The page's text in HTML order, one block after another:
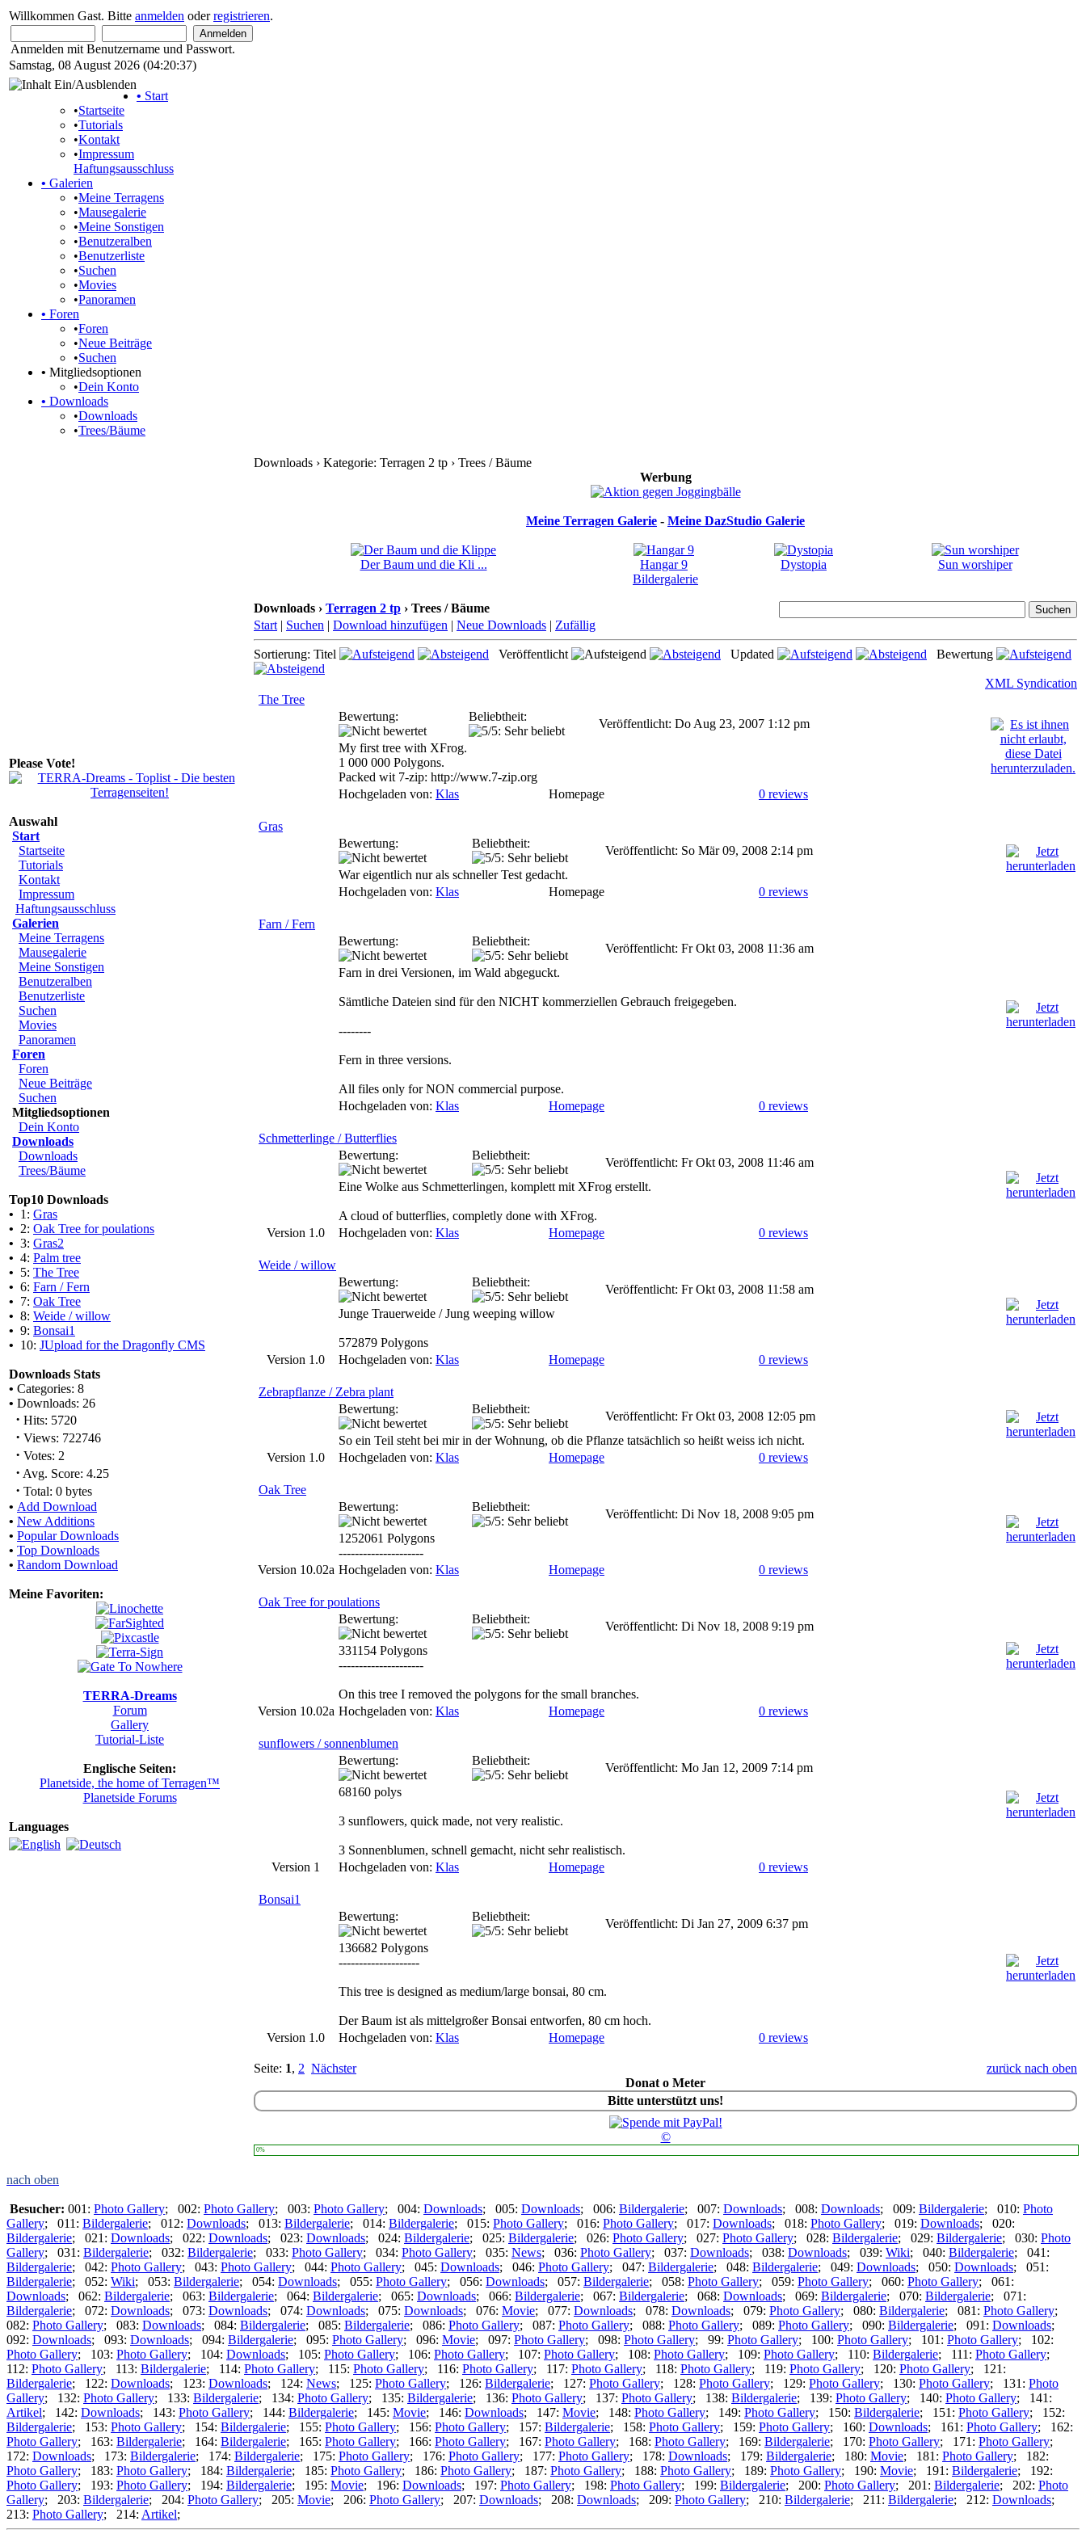
Willkommen Gast. Bitte anmelden oderregistrieren.
Anmelden mit Benutzername und Passwort.
Samstag, 08 August 2026 (04:20:37)
• Start
•Startseite
•Tutorials
•Kontakt
•Impressum
Haftungsausschluss
• Galerien
•Meine Terragens
•Mausegalerie
•Meine Sonstigen
•Benutzeralben
•Benutzerliste
•Suchen
•Movies
•Panoramen
• Foren
•Foren
•Neue Beiträge
•Suchen
• Mitgliedsoptionen
•Dein Konto
• Downloads
•Downloads
•Trees/Bäume
Please Vote!
Auswahl
Start
Startseite
Tutorials
Kontakt
Impressum
Haftungsausschluss
Galerien
Meine Terragens
Mausegalerie
Meine Sonstigen
Benutzeralben
Benutzerliste
Suchen
Movies
Panoramen
Foren
Foren
Neue Beiträge
Suchen
Mitgliedsoptionen
Dein Konto
Downloads
Downloads
Trees/Bäume
Top10 Downloads
• 1: Gras
• 2: Oak Tree for poulations
• 3: Gras2
• 4: Palm tree
• 5: The Tree
• 6: Farn / Fern
• 7: Oak Tree
• 8: Weide / willow
• 9: Bonsai1
• 10: JUpload for the Dragonfly CMS
Downloads Stats
• Categories: 8
• Downloads: 26
· Hits: 5720
· Views: 722746
· Votes: 2
· Avg. Score: 4.25
· Total: 0 bytes
• Add Download
• New Additions
• Popular Downloads
• Top Downloads
• Random Download
Meine Favoriten:
TERRA-Dreams
Forum
Gallery
Tutorial-Liste
Englische Seiten:
Planetside, the home of Terragen™
Planetside Forums
Languages
Downloads › Kategorie: Terragen 2 tp › Trees / Bäume
Werbung
Meine Terragen Galerie - Meine DazStudio Galerie
Der Baum und die Kli ... Hangar 9 Dystopia
Sun worshiper
Bildergalerie
Downloads › Terragen 2 tp › Trees / Bäume
Start | Suchen | Download hinzufügen | Neue Downloads | Zufällig
Sortierung: Titel Veröffentlicht Updated Bewertung
XML Syndication
The Tree
Bewertung:
Beliebtheit:
Veröffentlicht: Do Aug 23, 2007 1:12 pm
My first tree with XFrog.
1 000 000 Polygons.
Packed wit 7-zip: http://www.7-zip.org
Hochgeladen von: Klas Homepage 0 reviews
Gras
Bewertung:
Beliebtheit:
Veröffentlicht: So Mär 09, 2008 2:14 pm
War eigentlich nur als schneller Test gedacht.
Hochgeladen von: Klas Homepage 0 reviews
Farn / Fern
Bewertung:
Beliebtheit:
Veröffentlicht: Fr Okt 03, 2008 11:36 am
Farn in drei Versionen, im Wald abgeguckt.
Sämtliche Dateien sind für den NICHT kommerziellen Gebrauch freigegeben.
--------
Fern in three versions.
All files only for NON commercial purpose.
Hochgeladen von: Klas Homepage 0 reviews
Schmetterlinge / Butterflies
Bewertung:
Beliebtheit:
Veröffentlicht: Fr Okt 03, 2008 11:46 am
Eine Wolke aus Schmetterlingen, komplett mit XFrog erstellt.
A cloud of butterflies, completly done with XFrog.
Version 1.0
Hochgeladen von: Klas Homepage 0 reviews
Weide / willow
Bewertung:
Beliebtheit:
Veröffentlicht: Fr Okt 03, 2008 11:58 am
Junge Trauerweide / Jung weeping willow
572879 Polygons
Version 1.0
Hochgeladen von: Klas Homepage 0 reviews
Zebrapflanze / Zebra plant
Bewertung:
Beliebtheit:
Veröffentlicht: Fr Okt 03, 2008 12:05 pm
So ein Teil steht bei mir in der Wohnung, ob die Pflanze tatsächlich so heißt weiss ich nicht.
Version 1.0
Hochgeladen von: Klas Homepage 0 reviews
Oak Tree
Bewertung:
Beliebtheit:
Veröffentlicht: Di Nov 18, 2008 9:05 pm
1252061 Polygons
---------------------
Version 10.02a Hochgeladen von: Klas Homepage 0 reviews
Oak Tree for poulations
Bewertung:
Beliebtheit:
Veröffentlicht: Di Nov 18, 2008 9:19 pm
331154 Polygons
---------------------
On this tree I removed the polygons for the small branches.
Version 10.02a Hochgeladen von: Klas Homepage 0 reviews
sunflowers / sonnenblumen
Bewertung:
Beliebtheit:
Veröffentlicht: Mo Jan 12, 2009 7:14 pm
68160 polys
3 sunflowers, quick made, not very realistic.
3 Sonnenblumen, schnell gemacht, nicht sehr realistisch.
Version 1
Hochgeladen von: Klas Homepage 0 reviews
Bonsai1
Bewertung:
Beliebtheit:
Veröffentlicht: Di Jan 27, 2009 6:37 pm
136682 Polygons
--------------------
This tree is designed as medium/large bonsai, 80 cm.
Der Baum ist als mittelgroßer Bonsai entworfen, 80 cm hoch.
Version 1.0
Hochgeladen von: Klas Homepage 0 reviews
Seite: 1, 2 Nächster
zurück nach oben
Donat o Meter
Bitte unterstützt uns!
©
0%
nach oben
Besucher: 001: Photo Gallery; 002: Photo Gallery; 003: Photo Gallery; 004: Downloads; 005: Downloads; 006: Bildergalerie; 007: Downloads; 008: Downloads; 009: Bildergalerie; 010: Photo
Gallery; 011: Bildergalerie; 012: Downloads; 013: Bildergalerie; 014: Bildergalerie; 015: Photo Gallery; 016: Photo Gallery; 017: Downloads; 018: Photo Gallery; 019: Downloads; 020:
Bildergalerie; 021: Downloads; 022: Downloads; 023: Downloads; 024: Bildergalerie; 025: Bildergalerie; 026: Photo Gallery; 027: Photo Gallery; 028: Bildergalerie; 029: Bildergalerie; 030: Photo
Gallery; 031: Bildergalerie; 032: Bildergalerie; 033: Photo Gallery; 034: Photo Gallery; 035: News; 036: Photo Gallery; 037: Downloads; 038: Downloads; 039: Wiki; 040: Bildergalerie; 041:
Bildergalerie; 042: Photo Gallery; 043: Photo Gallery; 044: Photo Gallery; 045: Downloads; 046: Photo Gallery; 047: Bildergalerie; 048: Bildergalerie; 049: Downloads; 050: Downloads; 051:
Bildergalerie; 052: Wiki; 053: Bildergalerie; 054: Downloads; 055: Photo Gallery; 056: Downloads; 057: Bildergalerie; 058: Photo Gallery; 059: Photo Gallery; 060: Photo Gallery; 061:
Downloads; 062: Bildergalerie; 063: Bildergalerie; 064: Bildergalerie; 065: Downloads; 066: Bildergalerie; 067: Bildergalerie; 068: Downloads; 069: Bildergalerie; 070: Bildergalerie; 071:
Bildergalerie; 072: Downloads; 073: Downloads; 074: Downloads; 075: Downloads; 076: Movie; 077: Downloads; 078: Downloads; 079: Photo Gallery; 080: Bildergalerie; 081: Photo Gallery;
082: Photo Gallery; 083: Downloads; 084: Bildergalerie; 085: Bildergalerie; 086: Photo Gallery; 087: Photo Gallery; 088: Photo Gallery; 089: Photo Gallery; 090: Bildergalerie; 091: Downloads;
092: Downloads; 093: Downloads; 094: Bildergalerie; 095: Photo Gallery; 096: Movie; 097: Photo Gallery; 098: Photo Gallery; 99: Photo Gallery; 100: Photo Gallery; 101: Photo Gallery; 102:
Photo Gallery; 103: Photo Gallery; 104: Downloads; 105: Photo Gallery; 106: Photo Gallery; 107: Photo Gallery; 108: Photo Gallery; 109: Photo Gallery; 110: Bildergalerie; 111: Photo Gallery;
112: Photo Gallery; 113: Bildergalerie; 114: Photo Gallery; 115: Photo Gallery; 116: Photo Gallery; 117: Photo Gallery; 118: Photo Gallery; 119: Photo Gallery; 120: Photo Gallery; 121:
Bildergalerie; 122: Downloads; 123: Downloads; 124: News; 125: Photo Gallery; 126: Bildergalerie; 127: Photo Gallery; 128: Photo Gallery; 129: Photo Gallery; 130: Photo Gallery; 131: Photo
Gallery; 132: Photo Gallery; 133: Bildergalerie; 134: Photo Gallery; 135: Bildergalerie; 136: Photo Gallery; 137: Photo Gallery; 138: Bildergalerie; 139: Photo Gallery; 140: Photo Gallery; 141:
Artikel; 142: Downloads; 143: Photo Gallery; 144: Bildergalerie; 145: Movie; 146: Downloads; 147: Movie; 148: Photo Gallery; 149: Photo Gallery; 150: Bildergalerie; 151: Photo Gallery; 152:
Bildergalerie; 153: Photo Gallery; 154: Bildergalerie; 155: Photo Gallery; 156: Photo Gallery; 157: Bildergalerie; 158: Photo Gallery; 159: Photo Gallery; 160: Downloads; 161: Photo Gallery; 162:
Photo Gallery; 163: Bildergalerie; 164: Bildergalerie; 165: Photo Gallery; 166: Photo Gallery; 167: Photo Gallery; 168: Photo Gallery; 169: Bildergalerie; 170: Photo Gallery; 171: Photo Gallery;
172: Downloads; 173: Bildergalerie; 174: Bildergalerie; 175: Photo Gallery; 176: Photo Gallery; 177: Photo Gallery; 178: Downloads; 179: Bildergalerie; 180: Movie; 181: Photo Gallery; 182:
Photo Gallery; 183: Photo Gallery; 184: Bildergalerie; 185: Photo Gallery; 186: Photo Gallery; 187: Photo Gallery; 188: Photo Gallery; 189: Photo Gallery; 190: Movie; 191: Bildergalerie; 192:
Photo Gallery; 193: Photo Gallery; 194: Bildergalerie; 195: Movie; 196: Downloads; 197: Photo Gallery; 198: Photo Gallery; 199: Bildergalerie; 200: Photo Gallery; 201: Bildergalerie; 202: Photo
Gallery; 203: Bildergalerie; 204: Photo Gallery; 205: Movie; 206: Photo Gallery; 207: Downloads; 208: Downloads; 209: Photo Gallery; 210: Bildergalerie; 211: Bildergalerie; 212: Downloads;
213: Photo Gallery; 214: Artikel;